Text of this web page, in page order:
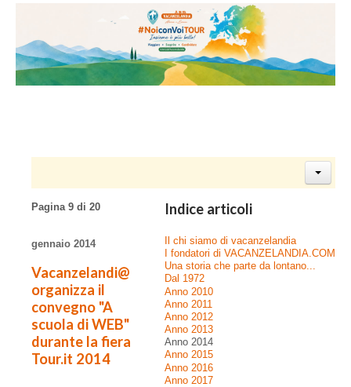
Indice articoli
Il chi siamo di vacanzelandia
I fondatori di VACANZELANDIA.COM
Una storia che parte da lontano...
Dal 1972
Anno 2010
Anno 2011
Anno 2012
Anno 2013
Anno 2014
Anno 2015
Anno 2016
Anno 2017
Pagina 9 di 20
gennaio 2014
Vacanzelandi@
organizza il
convegno "A
scuola di WEB"
durante la fiera
Tour.it 2014